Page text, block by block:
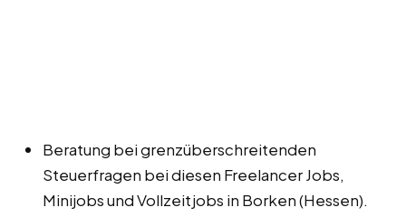
Beratung bei grenzüberschreitenden
Steuerfragen bei diesen Freelancer Jobs,
Minijobs und Vollzeitjobs in Borken (Hessen).